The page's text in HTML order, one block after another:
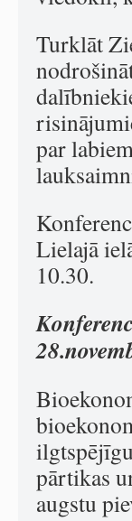
Turklāt
par
Lielajā
10.30.
pārtikas
augstu